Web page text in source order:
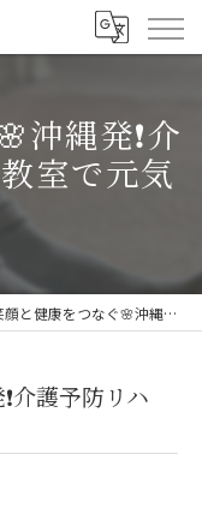
沖縄発❗️介
室で元気
健康をつなぐ🌸沖縄発❗️介護予防リハビリ体操教室で元気に
介護予防リハ